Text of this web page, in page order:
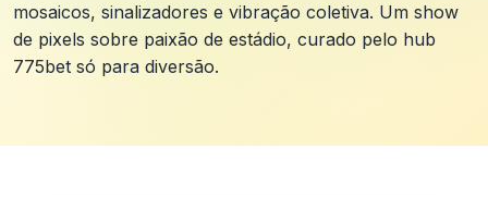
mosaicos, sinalizadores e vibração coletiva. Um show
de pixels sobre paixão de estádio, curado pelo hub
775bet só para diversão.